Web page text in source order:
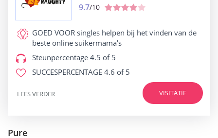
9.7/10
GOED VOOR singles helpen bij het vinden van de
beste online suikermama's
Steunpercentage 4.5 of 5
SUCCESPERCENTAGE 4.6 of 5
VISITATIE
LEES VERDER
Pure